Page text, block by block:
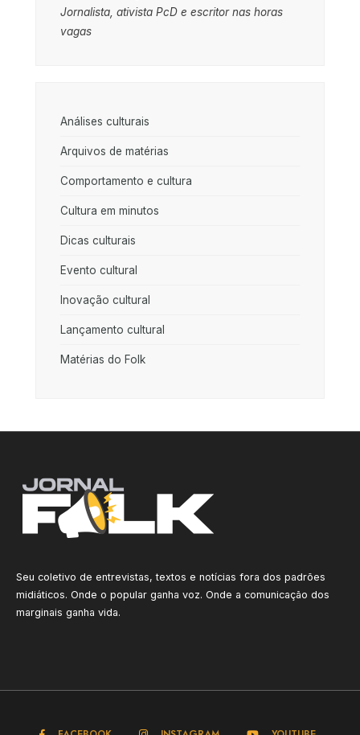
Jornalista, ativista PcD e escritor nas horas
vagas
Análises culturais
Arquivos de matérias
Comportamento e cultura
Cultura em minutos
Dicas culturais
Evento cultural
Inovação cultural
Lançamento cultural
Matérias do Folk
Seu coletivo de entrevistas, textos e notícias fora dos padrões
midiáticos. Onde o popular ganha voz. Onde a comunicação dos
marginais ganha vida.